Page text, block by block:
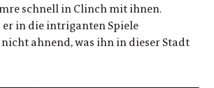
schnell in Clinch mit ihnen.
in die intriganten Spiele
ahnend, was ihn in dieser Stadt